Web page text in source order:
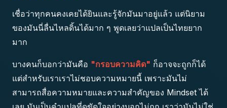
เชื่อว่าทุกคนคงเคยได้ยินและรู้จักมันมาอยู่แล้ว แต่นิยาม
ของมันนี่ลื่นไหลดิ้นได้มาก ๆ พูดเลยว่าแปลเป็นไทยยาก
มาก
บางคนก็บอกว่ามันคือ "กรอบความคิด" ก็อาจจะถูกก็ได้
แต่สำหรับเราเราไม่ชอบความหมายนี้ เพราะมันไม่
สามารถสื่อความหมายและความสำคัญของ Mindset ได้